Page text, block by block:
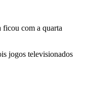
com a quarta
jogos televisionados